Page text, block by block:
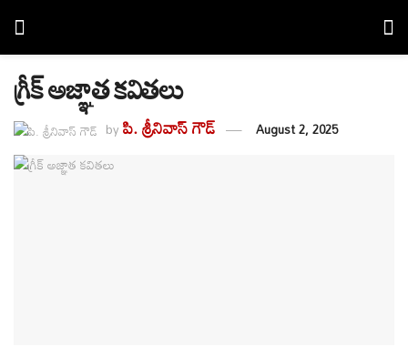
గ్రీక్ అజ్ఞాత కవితలు
byపి. శ్రీనివాస్ గౌడ్ August 2, 2025